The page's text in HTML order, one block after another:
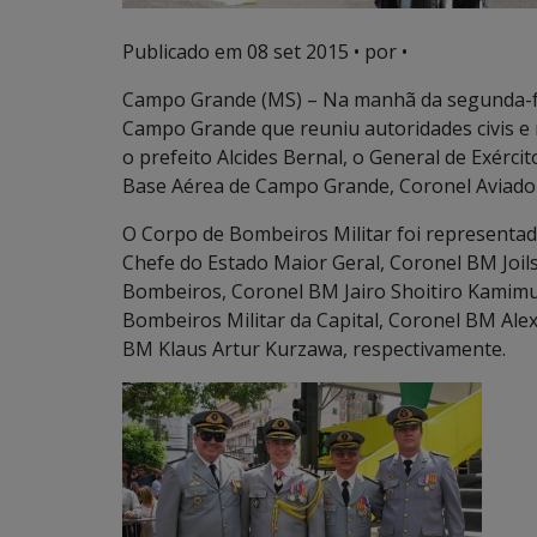
Publicado em 08 set 2015 • por •
Campo Grande (MS) – Na manhã da
Campo Grande que reuniu autoridades civis
o prefeito Alcides Bernal, o General de
Base Aérea de Campo Grande, Coronel
O Corpo de Bombeiros Militar foi
Chefe do Estado Maior Geral, Coronel BM
Bombeiros, Coronel BM Jairo Shoitiro
Bombeiros Militar da Capital, Coronel BM
BM Klaus Artur Kurzawa, respectivamente.